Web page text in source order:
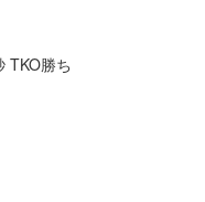
TKO勝ち